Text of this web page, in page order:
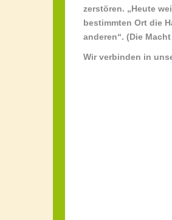
zerstören. „Heute
bestimmten Ort die
anderen“. (Die
Wir verbinden in